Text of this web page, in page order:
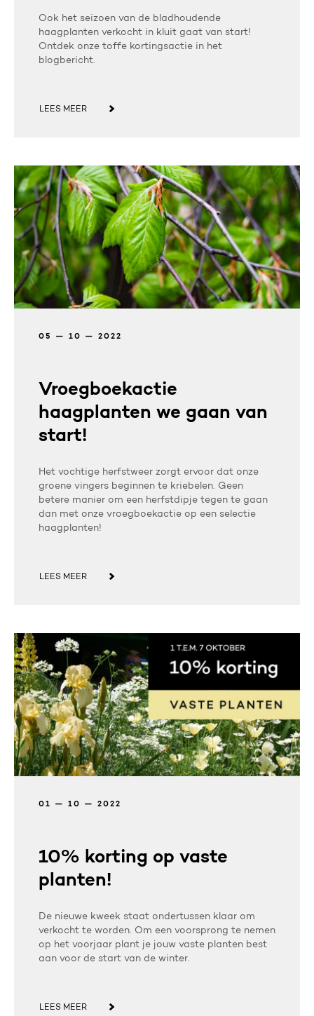
Ook het seizoen van de bladhoudende
haagplanten verkocht in kluit gaat van start!
Ontdek onze toffe kortingsactie in het
blogbericht.
LEES MEER
05 — 10 — 2022
Vroegboekactie
haagplanten we gaan van
start!
Het vochtige herfstweer zorgt ervoor dat onze
groene vingers beginnen te kriebelen. Geen
betere manier om een herfstdipje tegen te gaan
dan met onze vroegboekactie op een selectie
haagplanten!
LEES MEER
01 — 10 — 2022
10% korting op vaste
planten!
De nieuwe kweek staat ondertussen klaar om
verkocht te worden. Om een voorsprong te nemen
op het voorjaar plant je jouw vaste planten best
aan voor de start van de winter.
LEES MEER